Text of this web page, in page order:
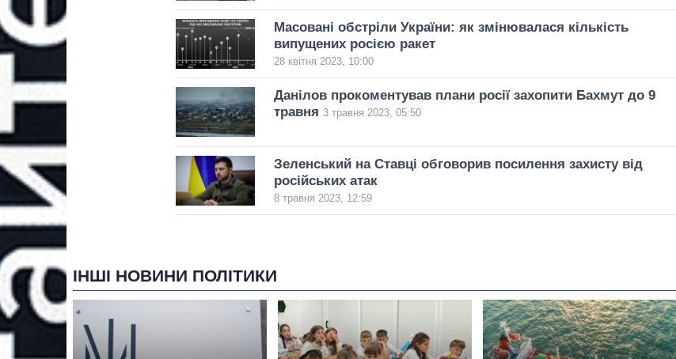
Масовані обстріли України: як змінювалася кількість
випущених росією ракет
28 квітня 2023, 10:00
Данілов прокоментував плани росії захопити Бахмут до 9
травня 3 травня 2023, 05:50
Зеленський на Ставці обговорив посилення захисту від
російських атак
8 травня 2023, 12:59
ІНШІ НОВИНИ ПОЛІТИКИ